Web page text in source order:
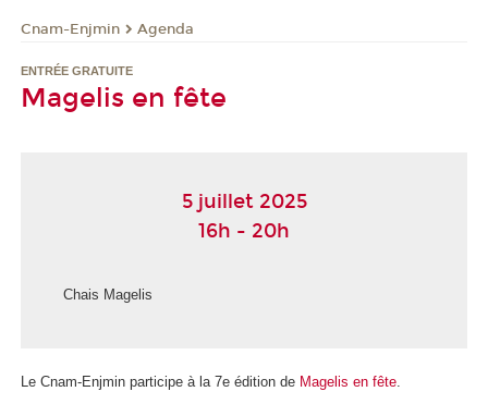
Cnam-Enjmin Agenda
ENTRÉE GRATUITE
Magelis en fête
5 juillet 2025
16h - 20h
Chais Magelis
Le Cnam-Enjmin participe à la 7e édition de Magelis en fête